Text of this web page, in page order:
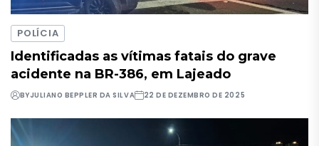
POLÍCIA
Identificadas as vítimas fatais do grave
acidente na BR-386, em Lajeado
BYJULIANO BEPPLER DA SILVA 22 DE DEZEMBRO DE 2025